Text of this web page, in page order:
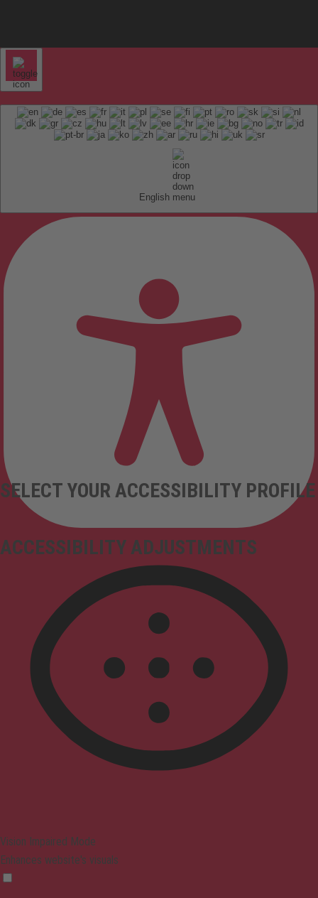
English
ACCESSIBILITY ADJUSTMENTS
SELECT YOUR ACCESSIBILITY PROFILE
Vision Impaired Mode
Enhances website's visuals